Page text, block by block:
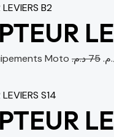
Moto 75د.م.